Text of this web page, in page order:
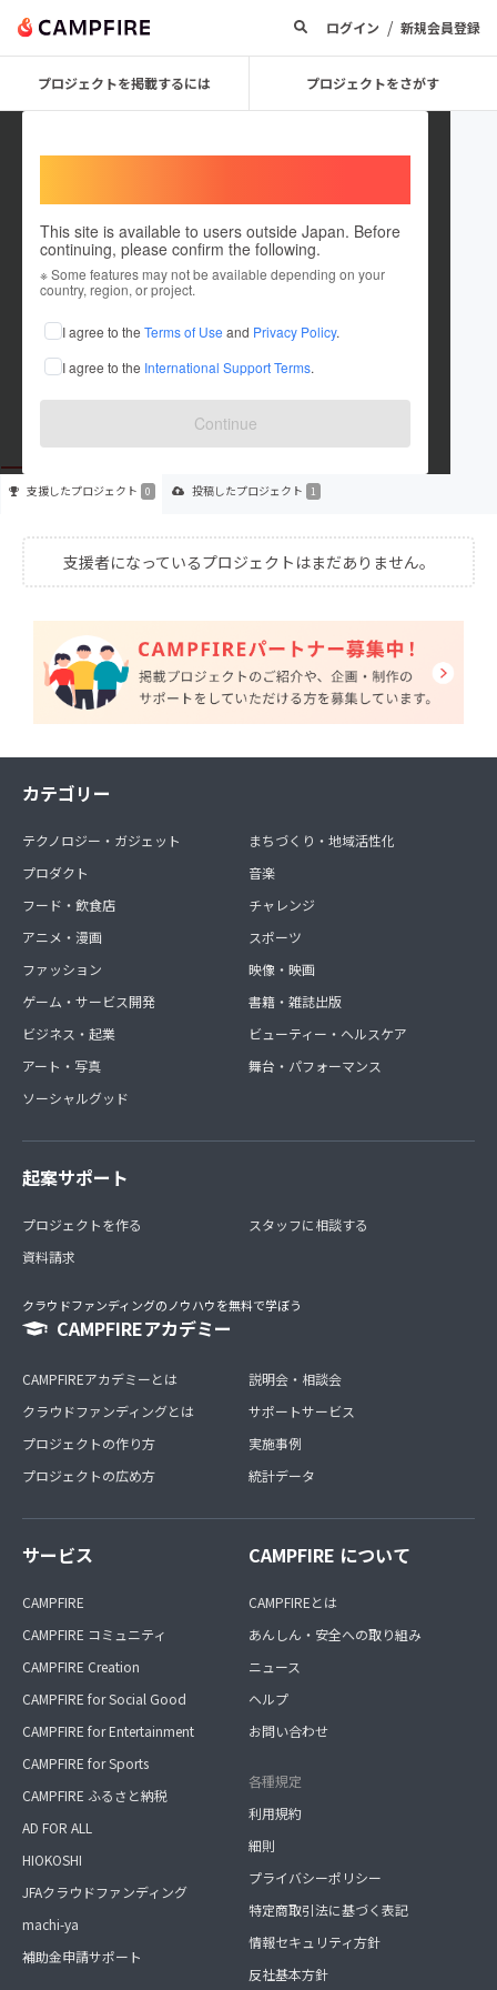
ログイン / 新規会員登録
プロジェクトを掲載するには プロジェクトをさがす
This site is available to users outside Japan. Before
continuing, please confirm the following.
※ Some features may not be available depending on your
country, region, or project.
I agree to the Terms of Use and Privacy Policy.
I agree to the International Support Terms.
Continue
tu_na6815
これまでに1件のプロジェクトを投稿しています
在住国：未設定
出身国：未設定
支援したプロジェクト 0 投稿したプロジェクト 1
支援者になっているプロジェクトはまだありません。
カテゴリー
テクノロジー・ガジェット
プロダクト
フード・飲食店
アニメ・漫画
ファッション
ゲーム・サービス開発
ビジネス・起業
アート・写真
ソーシャルグッド
まちづくり・地域活性化
音楽
チャレンジ
スポーツ
映像・映画
書籍・雑誌出版
ビューティー・ヘルスケア
舞台・パフォーマンス
起案サポート
プロジェクトを作る
資料請求
スタッフに相談する
クラウドファンディングのノウハウを無料で学ぼう
CAMPFIREアカデミー
CAMPFIREアカデミーとは
クラウドファンディングとは
プロジェクトの作り方
プロジェクトの広め方
説明会・相談会
サポートサービス
実施事例
統計データ
サービス
CAMPFIRE
CAMPFIRE コミュニティ
CAMPFIRE Creation
CAMPFIRE for Social Good
CAMPFIRE for Entertainment
CAMPFIRE for Sports
CAMPFIRE ふるさと納税
AD FOR ALL
HIOKOSHI
JFAクラウドファンディング
machi-ya
補助金申請サポート
CAMPFIRE について
CAMPFIREとは
あんしん・安全への取り組み
ニュース
ヘルプ
お問い合わせ
各種規定
利用規約
細則
プライバシーポリシー
特定商取引法に基づく表記
情報セキュリティ方針
反社基本方針